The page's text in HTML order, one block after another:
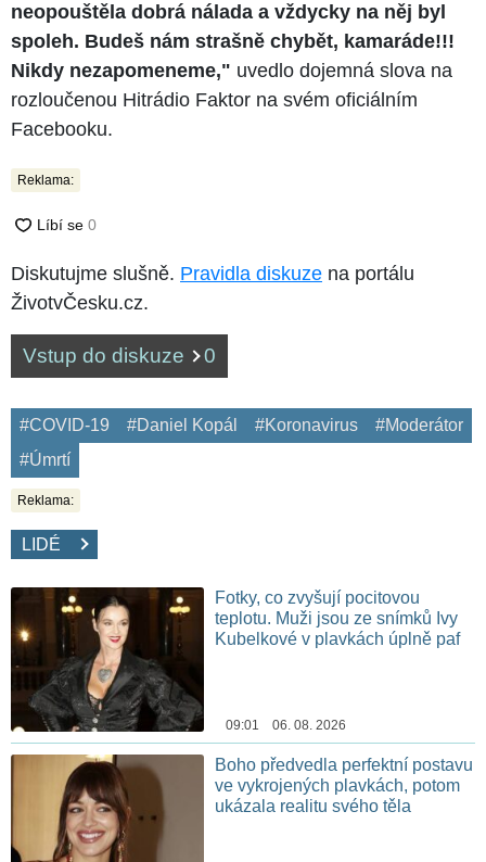
neopouštěla dobrá nálada a vždycky na něj byl
spoleh. Budeš nám strašně chybět, kamaráde!!!
Nikdy nezapomeneme," uvedlo dojemná slova na
rozloučenou Hitrádio Faktor na svém oficiálním
Facebooku.
Reklama:
Diskutujme slušně. Pravidla diskuze na portálu
ŽivotvČesku.cz.
Vstup do diskuze 0
#COVID-19 #Daniel Kopál #Koronavirus
#Moderátor
#Úmrtí
Reklama:
LIDÉ
Fotky, co zvyšují pocitovou
teplotu. Muži jsou ze snímků Ivy
Kubelkové v plavkách úplně paf
09:01 06. 08. 2026
Boho předvedla perfektní postavu
ve vykrojených plavkách, potom
ukázala realitu svého těla